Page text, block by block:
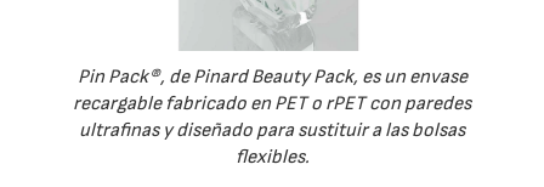
Pin Pack®, de Pinard Beauty Pack, es un envase
recargable fabricado en PET o rPET con paredes
ultrafinas y diseñado para sustituir a las bolsas
flexibles.